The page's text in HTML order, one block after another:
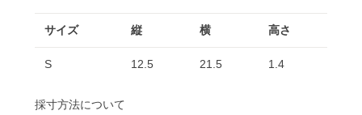
サイズ 縦 横 高さ
S 12.5 21.5 1.4
採寸方法について